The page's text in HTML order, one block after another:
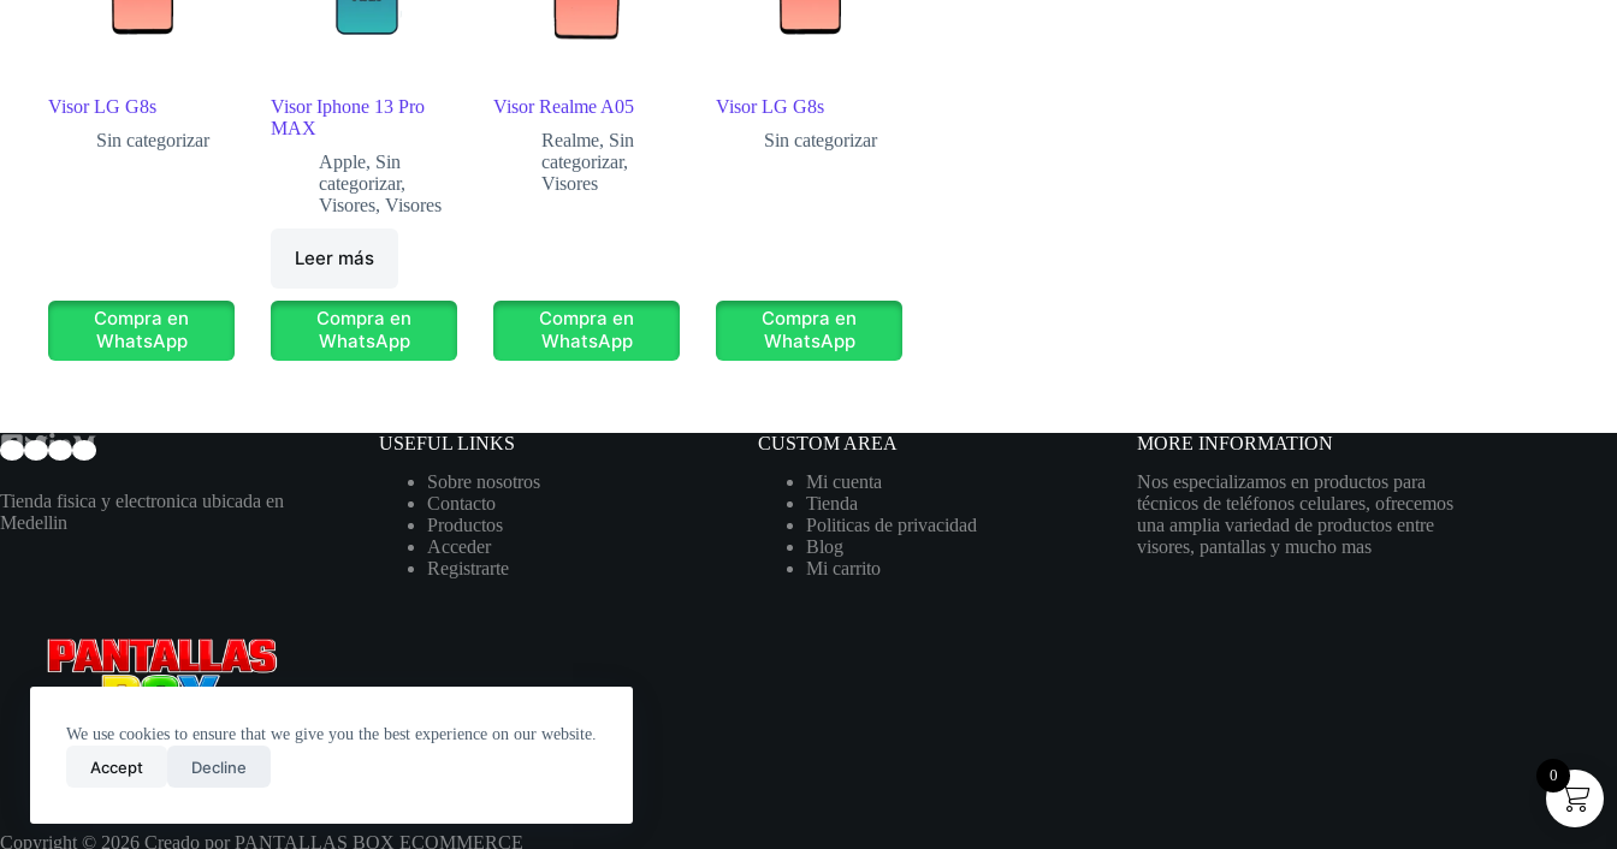
We use cookies to ensure that we give you the best experience on our website.
Accept Decline
Visor LG G8s
Sin categorizar
Compra en
WhatsApp
Visor Iphone 13 Pro
MAX
Apple, Sin
categorizar,
Visores, Visores
Leer más
Compra en
WhatsApp
Visor Realme A05
Realme, Sin
categorizar,
Visores
Compra en
WhatsApp
Visor LG G8s
Sin categorizar
Compra en
WhatsApp
Tienda fisica y electronica ubicada en
Medellin
USEFUL LINKS
Sobre nosotros
Contacto
Productos
Acceder
Registrarte
CUSTOM AREA
Mi cuenta
Tienda
Politicas de privacidad
Blog
Mi carrito
MORE INFORMATION
Nos especializamos en productos para
técnicos de teléfonos celulares, ofrecemos
una amplia variedad de productos entre
visores, pantallas y mucho mas
Copyright © 2026 Creado por PANTALLAS BOX ECOMMERCE
0